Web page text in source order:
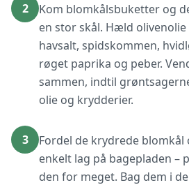
2
Kom blomkålsbuketter og
en stor skål. Hæld
havsalt, spidskommen,
røget paprika og peber.
sammen, indtil
olie og krydderier.
3
Fordel de krydrede
enkelt lag på bagepladen –
den for meget. Bag dem i